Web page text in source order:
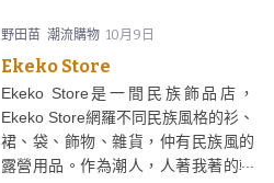
野田苗 潮流購物 10月9日
Ekeko Store
Ekeko Store是一間民族飾品店，
Ekeko Store網羅不同民族風格的衫、
裙、袋、飾物、雜貨，仲有民族風的
露營用品。作為潮人，人著我著的韓